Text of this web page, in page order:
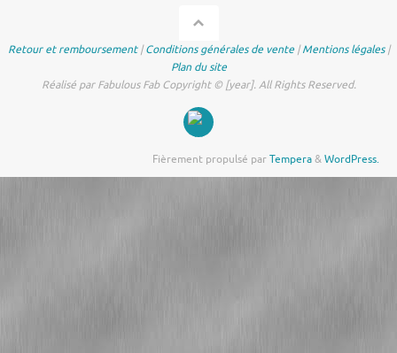
Retour et remboursement|Conditions générales de vente|Mentions légales|
Plan du site
Réalisé par Fabulous Fab Copyright © [year]. All Rights Reserved.
Fièrement propulsé parTempera&WordPress.